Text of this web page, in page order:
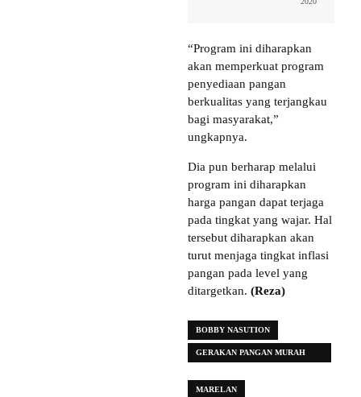
“Program ini diharapkan
akan memperkuat program
penyediaan pangan
berkualitas yang terjangkau
bagi masyarakat,”
ungkapnya.
Dia pun berharap melalui
program ini diharapkan
harga pangan dapat terjaga
pada tingkat yang wajar. Hal
tersebut diharapkan akan
turut menjaga tingkat inflasi
pangan pada level yang
ditargetkan. (Reza)
BOBBY NASUTION
GERAKAN PANGAN MURAH
MARELAN